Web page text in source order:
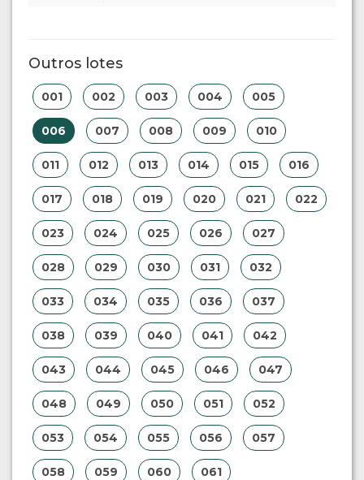
Outros lotes
001 002 003 004 005
006 007 008 009 010
011 012 013 014 015 016
017 018 019 020 021 022
023 024 025 026 027
028 029 030 031 032
033 034 035 036 037
038 039 040 041 042
043 044 045 046 047
048 049 050 051 052
053 054 055 056 057
058 059 060 061